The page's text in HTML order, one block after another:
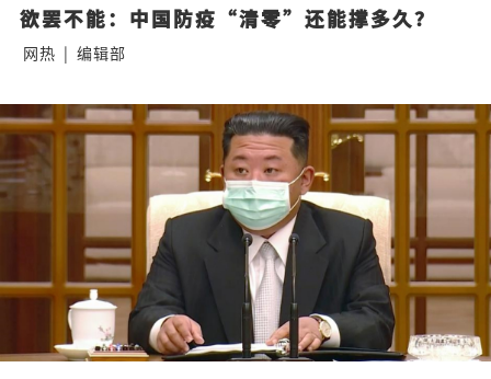
欲罢不能：中国防疫“清零”还能撑多久？
网热 | 编辑部